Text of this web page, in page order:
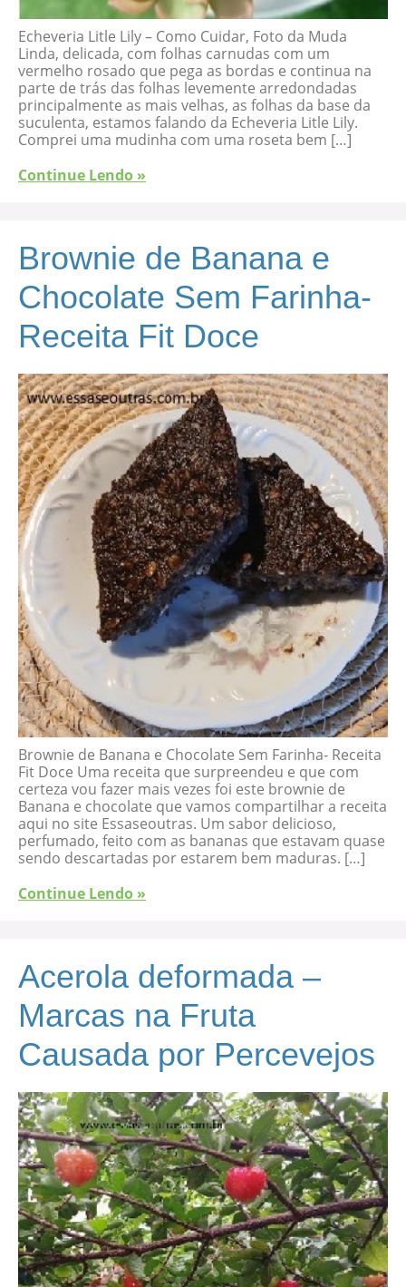
Echeveria Litle Lily – Como Cuidar, Foto da Muda
Linda, delicada, com folhas carnudas com um
vermelho rosado que pega as bordas e continua na
parte de trás das folhas levemente arredondadas
principalmente as mais velhas, as folhas da base da
suculenta, estamos falando da Echeveria Litle Lily.
Comprei uma mudinha com uma roseta bem […]
Continue Lendo »
Brownie de Banana e
Chocolate Sem Farinha-
Receita Fit Doce
Brownie de Banana e Chocolate Sem Farinha- Receita
Fit Doce Uma receita que surpreendeu e que com
certeza vou fazer mais vezes foi este brownie de
Banana e chocolate que vamos compartilhar a receita
aqui no site Essaseoutras. Um sabor delicioso,
perfumado, feito com as bananas que estavam quase
sendo descartadas por estarem bem maduras. […]
Continue Lendo »
Acerola deformada –
Marcas na Fruta
Causada por Percevejos